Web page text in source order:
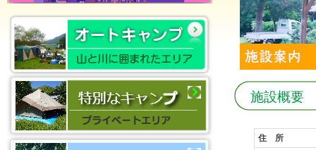
施設概要
住 所